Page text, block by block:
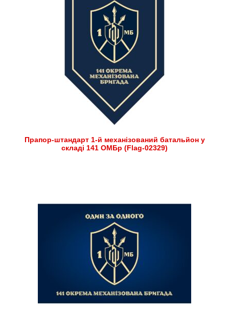
Прапор-штандарт 1-й механізований батальйон у
складі 141 ОМБр (Flag-02329)